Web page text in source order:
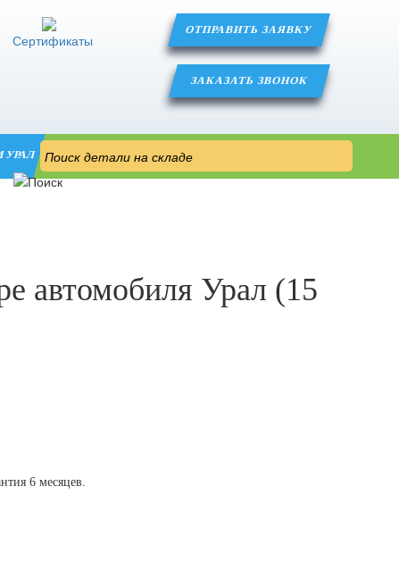
Сертификаты
ОТПРАВИТЬ ЗАЯВКУ
ЗАКАЗАТЬ ЗВОНОК
УРАЛ
автомобиля Урал (15
6 месяцев.